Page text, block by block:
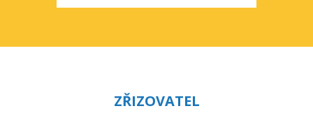
ZŘIZOVATEL